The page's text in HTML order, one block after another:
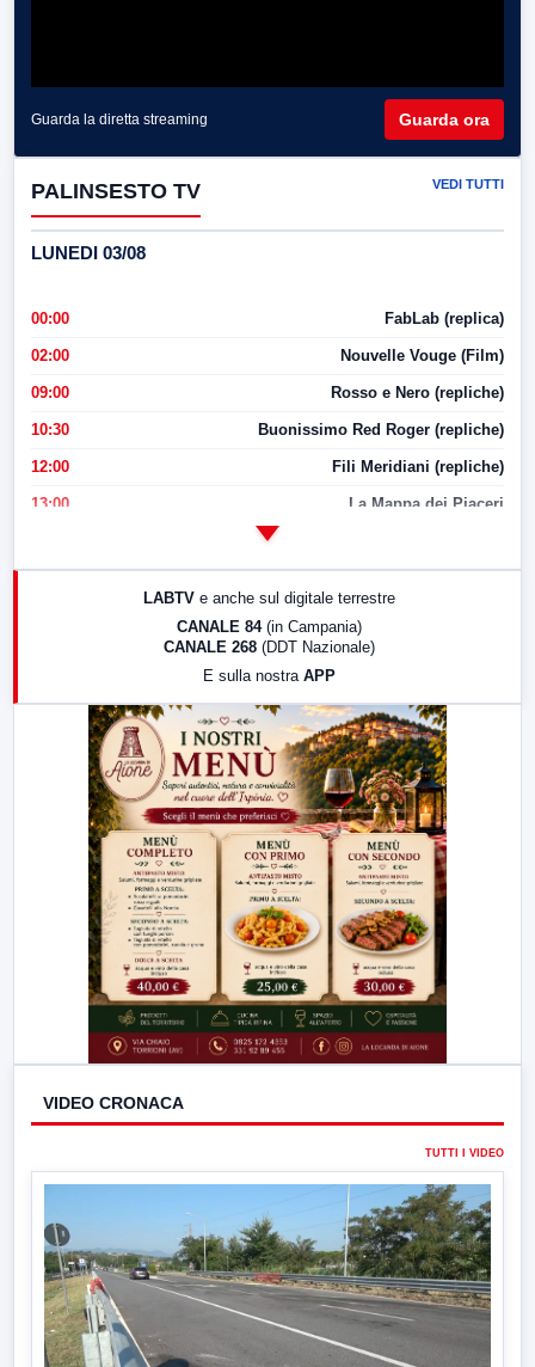
Guarda la diretta streaming Guarda ora
PALINSESTO TV VEDI TUTTI
LUNEDI 03/08
00:00 FabLab (replica)
02:00 Nouvelle Vouge (Film)
09:00 Rosso e Nero (repliche)
10:30 Buonissimo Red Roger (repliche)
12:00 Fili Meridiani (repliche)
13:00 La Mappa dei Piaceri
LabNews (replica)
LABTV e anche sul digitale terrestre
CANALE 84 (in Campania)
CANALE 268 (DDT Nazionale)
E sulla nostra APP
VIDEO CRONACA
TUTTI I VIDEO